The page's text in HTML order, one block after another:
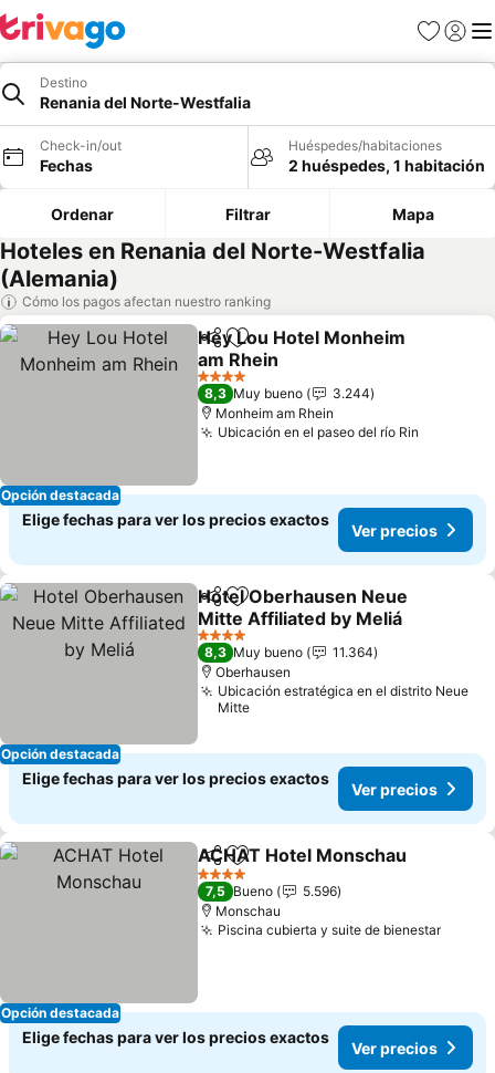
Favoritos
Iniciar
Destino
Renania del Norte-Westfalia
Check-in/out
Fechas
Huéspedes/habitaciones
2 huéspedes, 1 habitación
Ordenar Filtrar Mapa
Hoteles en Renania del Norte-Westfalia
(Alemania)
Cómo los pagos afectan nuestro ranking
Opción destacada
CompartirAgregar a favoritos
Hey Lou Hotel Monheim
am Rhein
4 Estrellas
8,3 Muy bueno
3.244
Monheim am Rhein
Ubicación en el paseo del río Rin
Elige fechas para ver los precios exactos
Ver precios
Opción destacada
CompartirAgregar a favoritos
Hotel Oberhausen Neue
Mitte Affiliated by Meliá
4 Estrellas
8,3 Muy bueno
11.364
Oberhausen
Ubicación estratégica en el distrito Neue
Mitte
Elige fechas para ver los precios exactos
Ver precios
Opción destacada
CompartirAgregar a favoritos
ACHAT Hotel Monschau
4 Estrellas
7,5 Bueno
5.596
Monschau
Piscina cubierta y suite de bienestar
Elige fechas para ver los precios exactos
Ver precios